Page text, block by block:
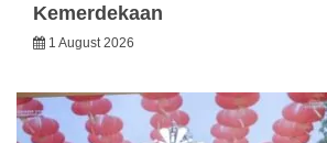
Kemerdekaan
1 August 2026